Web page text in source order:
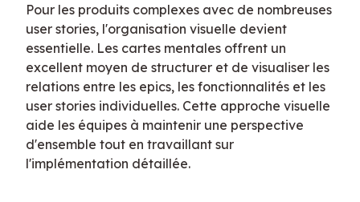
Pour les produits complexes avec de nombreuses
user stories, l'organisation visuelle devient
essentielle. Les cartes mentales offrent un
excellent moyen de structurer et de visualiser les
relations entre les epics, les fonctionnalités et les
user stories individuelles. Cette approche visuelle
aide les équipes à maintenir une perspective
d'ensemble tout en travaillant sur
l'implémentation détaillée.